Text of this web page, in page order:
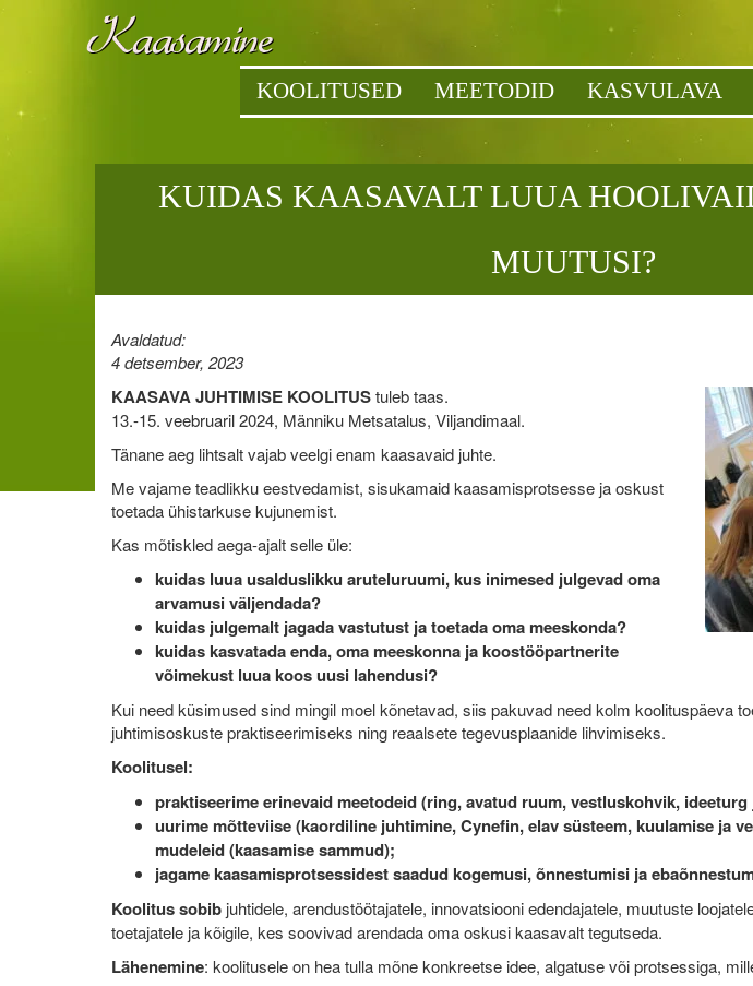
KOOLITUSED MEETODID KASVULAVA
KUIDAS KAASAVALT LUUA
MUUTUSI?
Avaldatud:
4 detsember, 2023
KAASAVA JUHTIMISE KOOLITUStuleb taas.
13.-15. veebruaril 2024, Männiku Metsatalus, Viljandimaal.
Tänane aeg lihtsalt vajab veelgi enam kaasavaid juhte.
Me vajame teadlikku eestvedamist, sisukamaid kaasamisprotsesse ja oskust
toetada ühistarkuse kujunemist.
Kas mõtiskled aega-ajalt selle üle:
kuidas luua usalduslikku aruteluruumi, kus inimesed julgevad oma
arvamusi väljendada?
kuidas julgemalt jagada vastutust ja toetada oma meeskonda?
kuidas kasvatada enda, oma meeskonna ja koostööpartnerite
võimekust luua koos uusi lahendusi?
Kui need küsimused sind mingil moel kõnetavad, siis pakuvad need kolm koolituspäeva
juhtimisoskuste praktiseerimiseks ning reaalsete tegevusplaanide lihvimiseks.
Koolitusel:
praktiseerime erinevaid meetodeid (ring, avatud ruum, vestluskohvik, ideeturg
uurime mõtteviise (kaordiline juhtimine, Cynefin, elav süsteem, kuulamise ja
mudeleid (kaasamise sammud);
jagame kaasamisprotsessidest saadud kogemusi, õnnestumisi ja
Koolitus sobib juhtidele, arendustöötajatele, innovatsiooni edendajatele, muutuste
toetajatele ja kõigile, kes soovivad arendada oma oskusi kaasavalt tegutseda.
Lähenemine: koolitusele on hea tulla mõne konkreetse idee, algatuse või protsessiga,